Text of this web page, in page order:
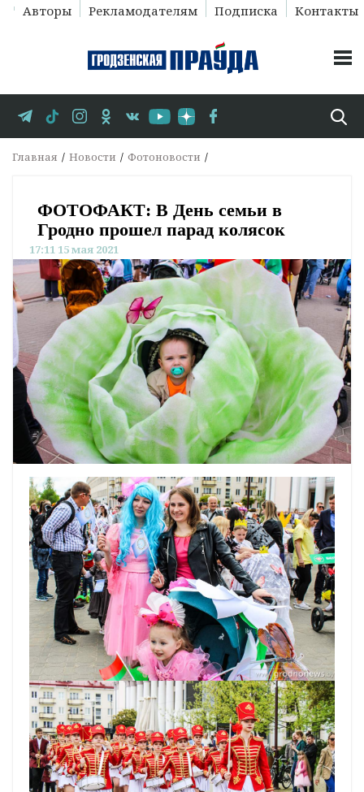
Авторы Рекламодателям Подписка Контакты
Главная Новости Фотоновости
ФОТОФАКТ: В День семьи в
Гродно прошел парад колясок
17:11 15 мая 2021